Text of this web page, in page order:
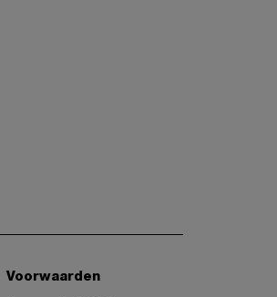
Voorwaarden